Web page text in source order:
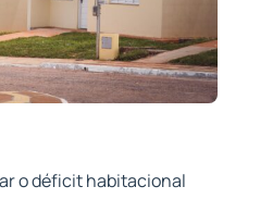
o déficit habitacional